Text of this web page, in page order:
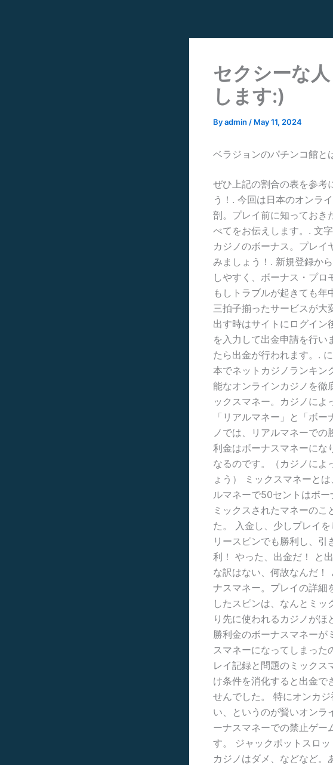
セクシーな
します:)
Byadmin / May 11, 2024
ベラジョンのパチンコ館と
ぜひ上記の割合の表を参考
う！. 今回は日本のオンラ
剖。プレイ前に知っておき
べてをお伝えします。. 文
カジノのボーナス。プレ
みましょう！. 新規登録か
しやすく、ボーナス・プロ
もしトラブルが起きても年
三拍子揃ったサービスが大
出す時はサイトにログイン
を入力して出金申請を行い
たら出金が行われます。.
本でネットカジノランキン
能なオンラインカジノを徹
ックスマネー。カジノに
「リアルマネー」と「ボ
ノでは、リアルマネーで
利金はボーナスマネーにな
なるのです。（カジノによ
ょう） ミックスマネーと
ルマネーで50セントはボ
ミックスされたマネーの
た。 入金し、少しプレイ
リースピンでも勝利し、
利！ やった、出金だ！ と
な訳はない、何故なんだ！
ナスマネー。プレイの詳細
したスピンは、なんとミッ
り先に使われるカジノが
勝利金のボーナスマネーが
スマネーになってしまった
レイ記録と問題のミック
け条件を消化すると出金で
せんでした。 特にオンカ
い、というのが賢いオンラ
ーナスマネーでの禁止ゲー
す。 ジャックポットスロ
カジノはダメ、などなど。